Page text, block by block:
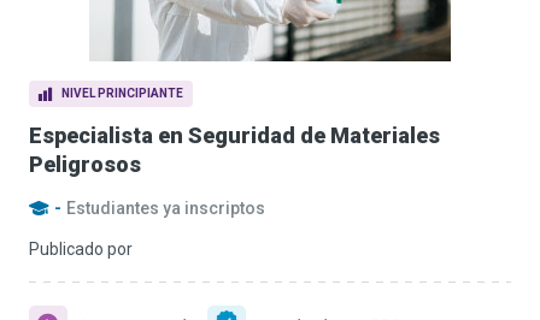
NIVEL PRINCIPIANTE
Especialista en Seguridad de Materiales
Peligrosos
- Estudiantes ya inscriptos
Publicado por